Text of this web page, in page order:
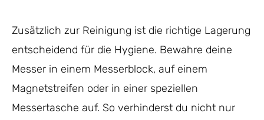
Zusätzlich zur Reinigung ist die richtige Lagerung
entscheidend für die Hygiene. Bewahre deine
Messer in einem Messerblock, auf einem
Magnetstreifen oder in einer speziellen
Messertasche auf. So verhinderst du nicht nur